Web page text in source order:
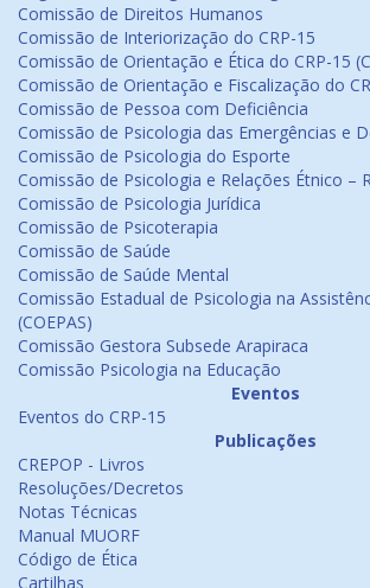
Comissão de Direitos Humanos
Comissão de Interiorização do CRP-15
Comissão de Orientação e Ética do CRP-15
Comissão de Orientação e Fiscalização do
Comissão de Pessoa com Deficiência
Comissão de Psicologia das Emergências e
Comissão de Psicologia do Esporte
Comissão de Psicologia e Relações Étnico –
Comissão de Psicologia Jurídica
Comissão de Psicoterapia
Comissão de Saúde
Comissão de Saúde Mental
Comissão Estadual de Psicologia na
(COEPAS)
Comissão Gestora Subsede Arapiraca
Comissão Psicologia na Educação
Eventos
Eventos do CRP-15
Publicações
CREPOP - Livros
Resoluções/Decretos
Notas Técnicas
Manual MUORF
Código de Ética
Cartilhas